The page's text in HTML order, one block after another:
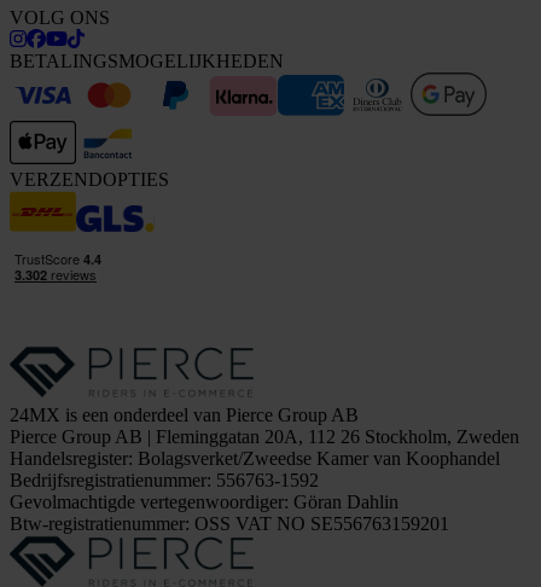
VOLG ONS
BETALINGSMOGELIJKHEDEN
VERZENDOPTIES
24MX is een onderdeel van Pierce Group AB
Pierce Group AB | Fleminggatan 20A, 112 26 Stockholm, Zweden
Handelsregister: Bolagsverket/Zweedse Kamer van Koophandel
Bedrijfsregistratienummer: 556763-1592
Gevolmachtigde vertegenwoordiger: Göran Dahlin
Btw-registratienummer: OSS VAT NO SE556763159201